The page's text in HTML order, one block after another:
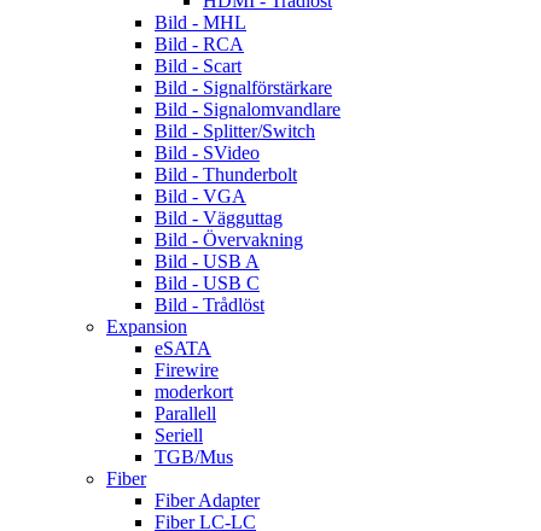
Bild - MHL
Bild - RCA
Bild - Scart
Bild - Signalförstärkare
Bild - Signalomvandlare
Bild - Splitter/Switch
Bild - SVideo
Bild - Thunderbolt
Bild - VGA
Bild - Vägguttag
Bild - Övervakning
Bild - USB A
Bild - USB C
Bild - Trådlöst
Expansion
eSATA
Firewire
moderkort
Parallell
Seriell
TGB/Mus
Fiber
Fiber Adapter
Fiber LC-LC